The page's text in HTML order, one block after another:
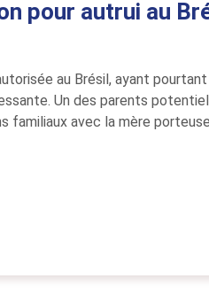
pour autrui au
au Brésil, ayant pourtant
Un des parents
familiaux avec la mère